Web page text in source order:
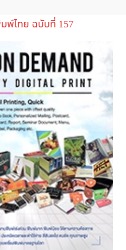
พ์ไทย ฉบับที่ 157